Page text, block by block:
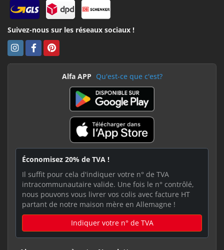
Suivez-nous sur les réseaux sociaux !
Alfa APP Qu'est-ce que c'est?
Économisez 20% de TVA !
Il suffit pour cela d'indiquer votre n° de TVA
intracommunautaire valide. Une fois le n° contrôlé,
nous pouvons vous livrer vos colis avec facture HT
partant de notre maison mère en Allemagne !
Indiquer votre n° de TVA